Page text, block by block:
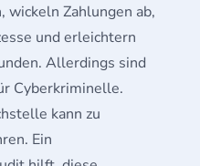
wickeln Zahlungen ab,
und erleichtern
Allerdings sind
Cyberkriminelle.
kann zu
Ein